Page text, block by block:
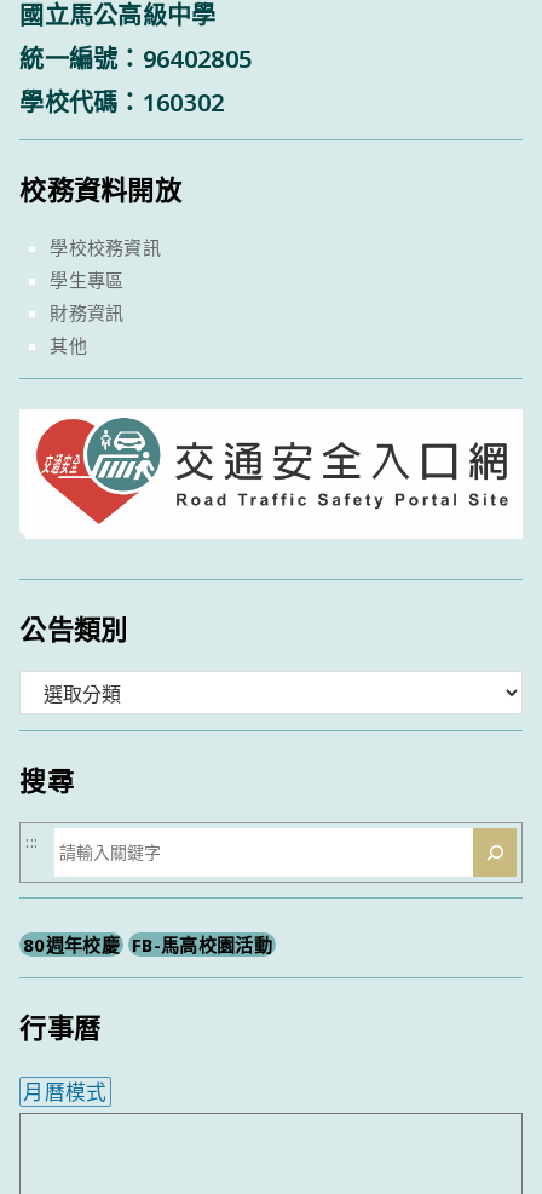
國立馬公高級中學
統一編號：96402805
學校代碼：160302
校務資料開放
學校校務資訊
學生專區
財務資訊
其他
公告類別
類
搜尋
搜
尋
:::
80週年校慶 FB-馬高校園活動
行事曆
月曆模式